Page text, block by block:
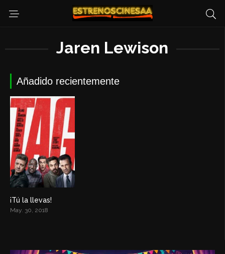
Jaren Lewison
Añadido recientemente
¡Tú la llevas!
May. 30, 2018